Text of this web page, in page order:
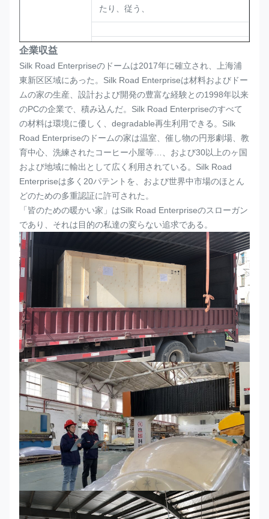
たり、従う、
関係の部品 ねじ保たれる
最高の風の限
12疾風以下
企業収益
Silk Road Enterpriseのドームは2017年に確立され、上海浦
東新区区域にあった。Silk Road Enterpriseは材料およびドー
ムの家の生産、設計および開発の豊富な経験との1998年以来
のPCの企業で、積み込んだ。Silk Road Enterpriseのすべて
の材料は環境に優しく、degradable再生利用できる。Silk
Road Enterpriseのドームの家は温室、催し物の円形劇場、教
育中心、洗練されたコーヒー小屋等…、および30以上のヶ国
および地域に輸出として広く利用されている。Silk Road
Enterpriseは多く20パテントを、および世界中市場のほとん
どのための多重認証に許可された。
「皆のための暖かい家」はSilk Road Enterpriseのスローガン
であり、それは目的の私達の変らない追求である。